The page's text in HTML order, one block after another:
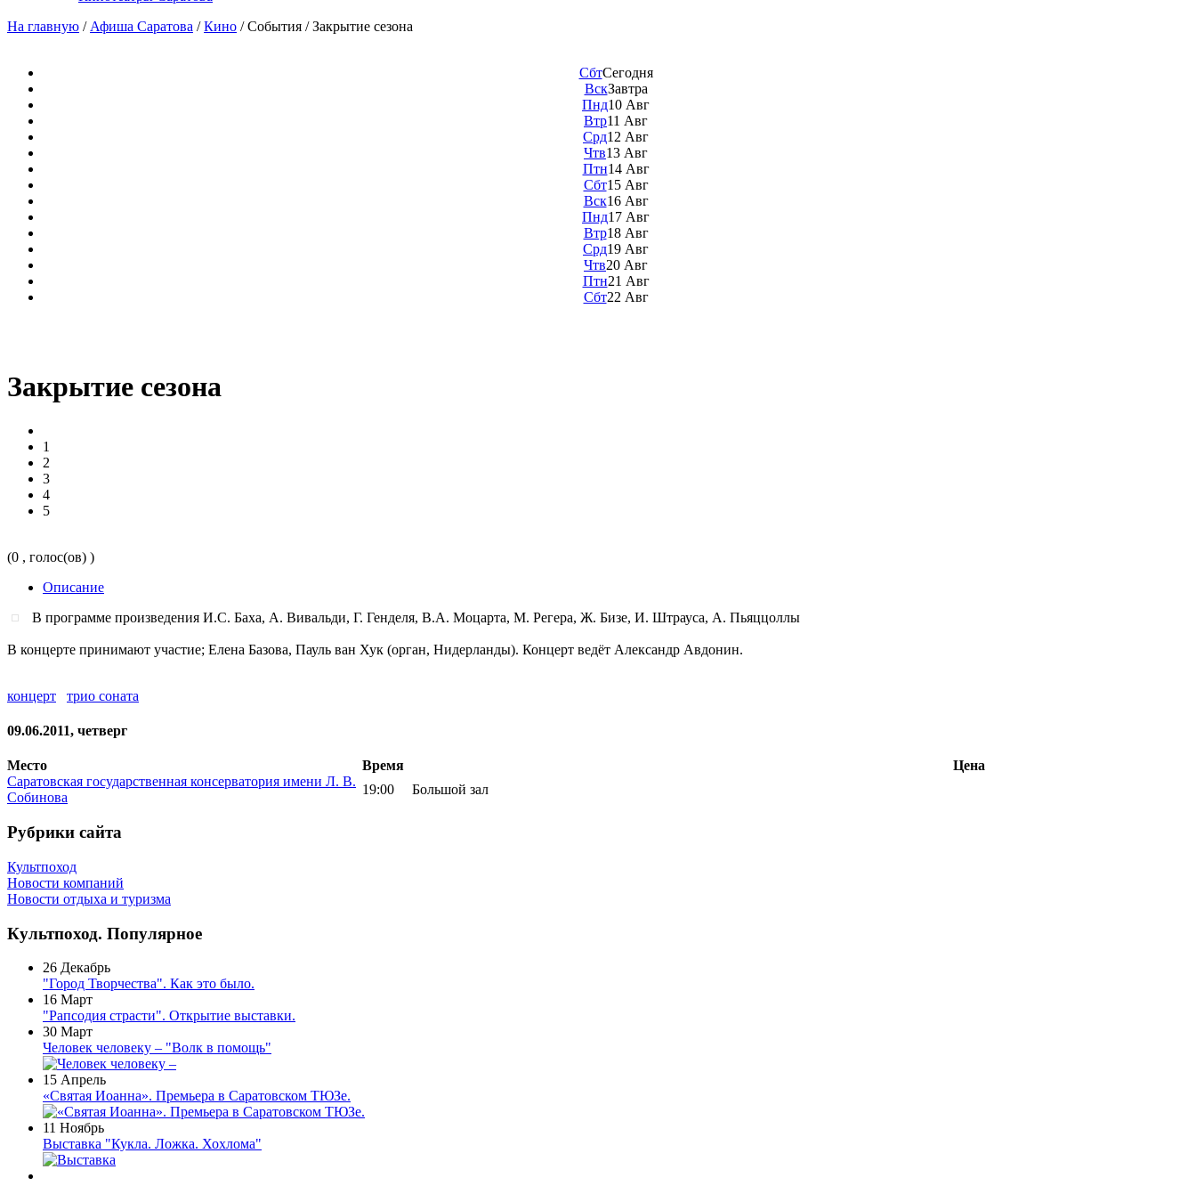
На главную / Афиша Саратова /Кино /События /Закрытие сезона
СбтСегодня
ВскЗавтра
Пнд10 Авг
Втр11 Авг
Срд12 Авг
Чтв13 Авг
Птн14 Авг
Сбт15 Авг
Вск16 Авг
Пнд17 Авг
Втр18 Авг
Срд19 Авг
Чтв20 Авг
Птн21 Авг
Сбт22 Авг
Закрытие сезона
1
2
3
4
5
(0 , голос(ов) )
Описание
В программе произведения И.С. Баха, А. Вивальди, Г. Генделя, В.А. Моцарта, М. Регера, Ж. Бизе, И. Штрауса, А. Пьяццоллы
В концерте принимают участие; Елена Базова, Пауль ван Хук (орган, Нидерланды). Концерт ведёт Александр Авдонин.
концерт трио соната
09.06.2011, четверг
Место Время
Цена
Саратовская государственная консерватория имени Л. В.
Собинова
19:00 Большой зал
Рубрики сайта
Культпоход
Новости компаний
Новости отдыха и туризма
Культпоход. Популярное
26 Декабрь
"Город Творчества". Как это было.
16 Март
"Рапсодия страсти". Открытие выставки.
30 Март
Человек человеку – "Волк в помощь"
15 Апрель
«Святая Иоанна». Премьера в Саратовском ТЮЗе.
11 Ноябрь
Выставка "Кукла. Ложка. Хохлома"